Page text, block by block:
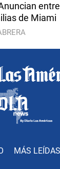
de Miami
MÁS LEÍDAS